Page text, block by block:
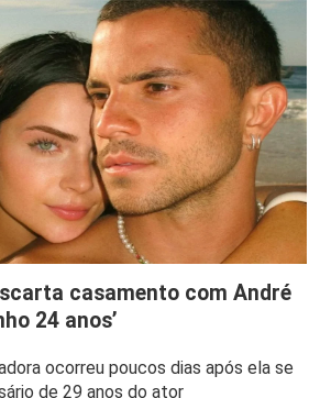
casamento com André
24 anos’
ocorreu poucos dias após ela se
de 29 anos do ator